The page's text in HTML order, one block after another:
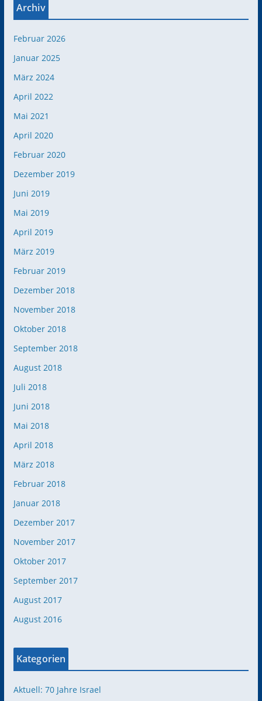
Archiv
Februar 2026
Januar 2025
März 2024
April 2022
Mai 2021
April 2020
Februar 2020
Dezember 2019
Juni 2019
Mai 2019
April 2019
März 2019
Februar 2019
Dezember 2018
November 2018
Oktober 2018
September 2018
August 2018
Juli 2018
Juni 2018
Mai 2018
April 2018
März 2018
Februar 2018
Januar 2018
Dezember 2017
November 2017
Oktober 2017
September 2017
August 2017
August 2016
Kategorien
Aktuell: 70 Jahre Israel